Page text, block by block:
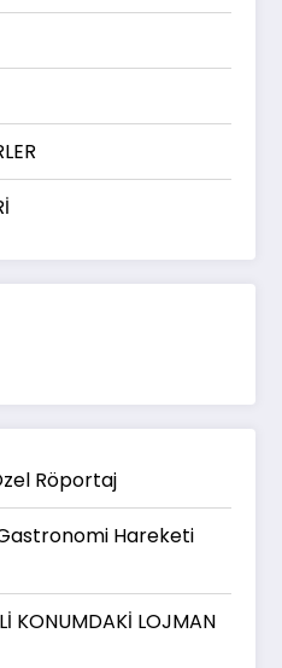
Röportaj
Hareketi
KONUMDAKİ LOJMAN